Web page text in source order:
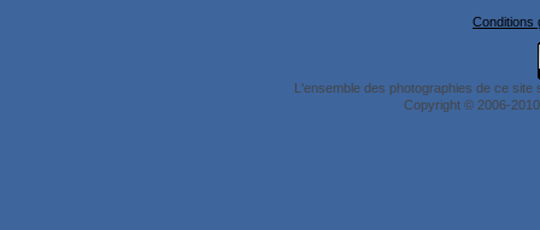
Conditions
L'ensemble des photographies de ce
Copyright © 2006-